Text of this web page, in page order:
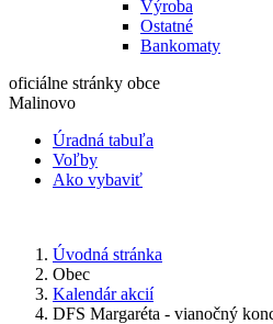
Výroba
Ostatné
Bankomaty
oficiálne stránky obce
Malinovo
Úradná tabuľa
Voľby
Ako vybaviť
Úvodná stránka
Obec
Kalendár akcií
DFS Margaréta - vianočný